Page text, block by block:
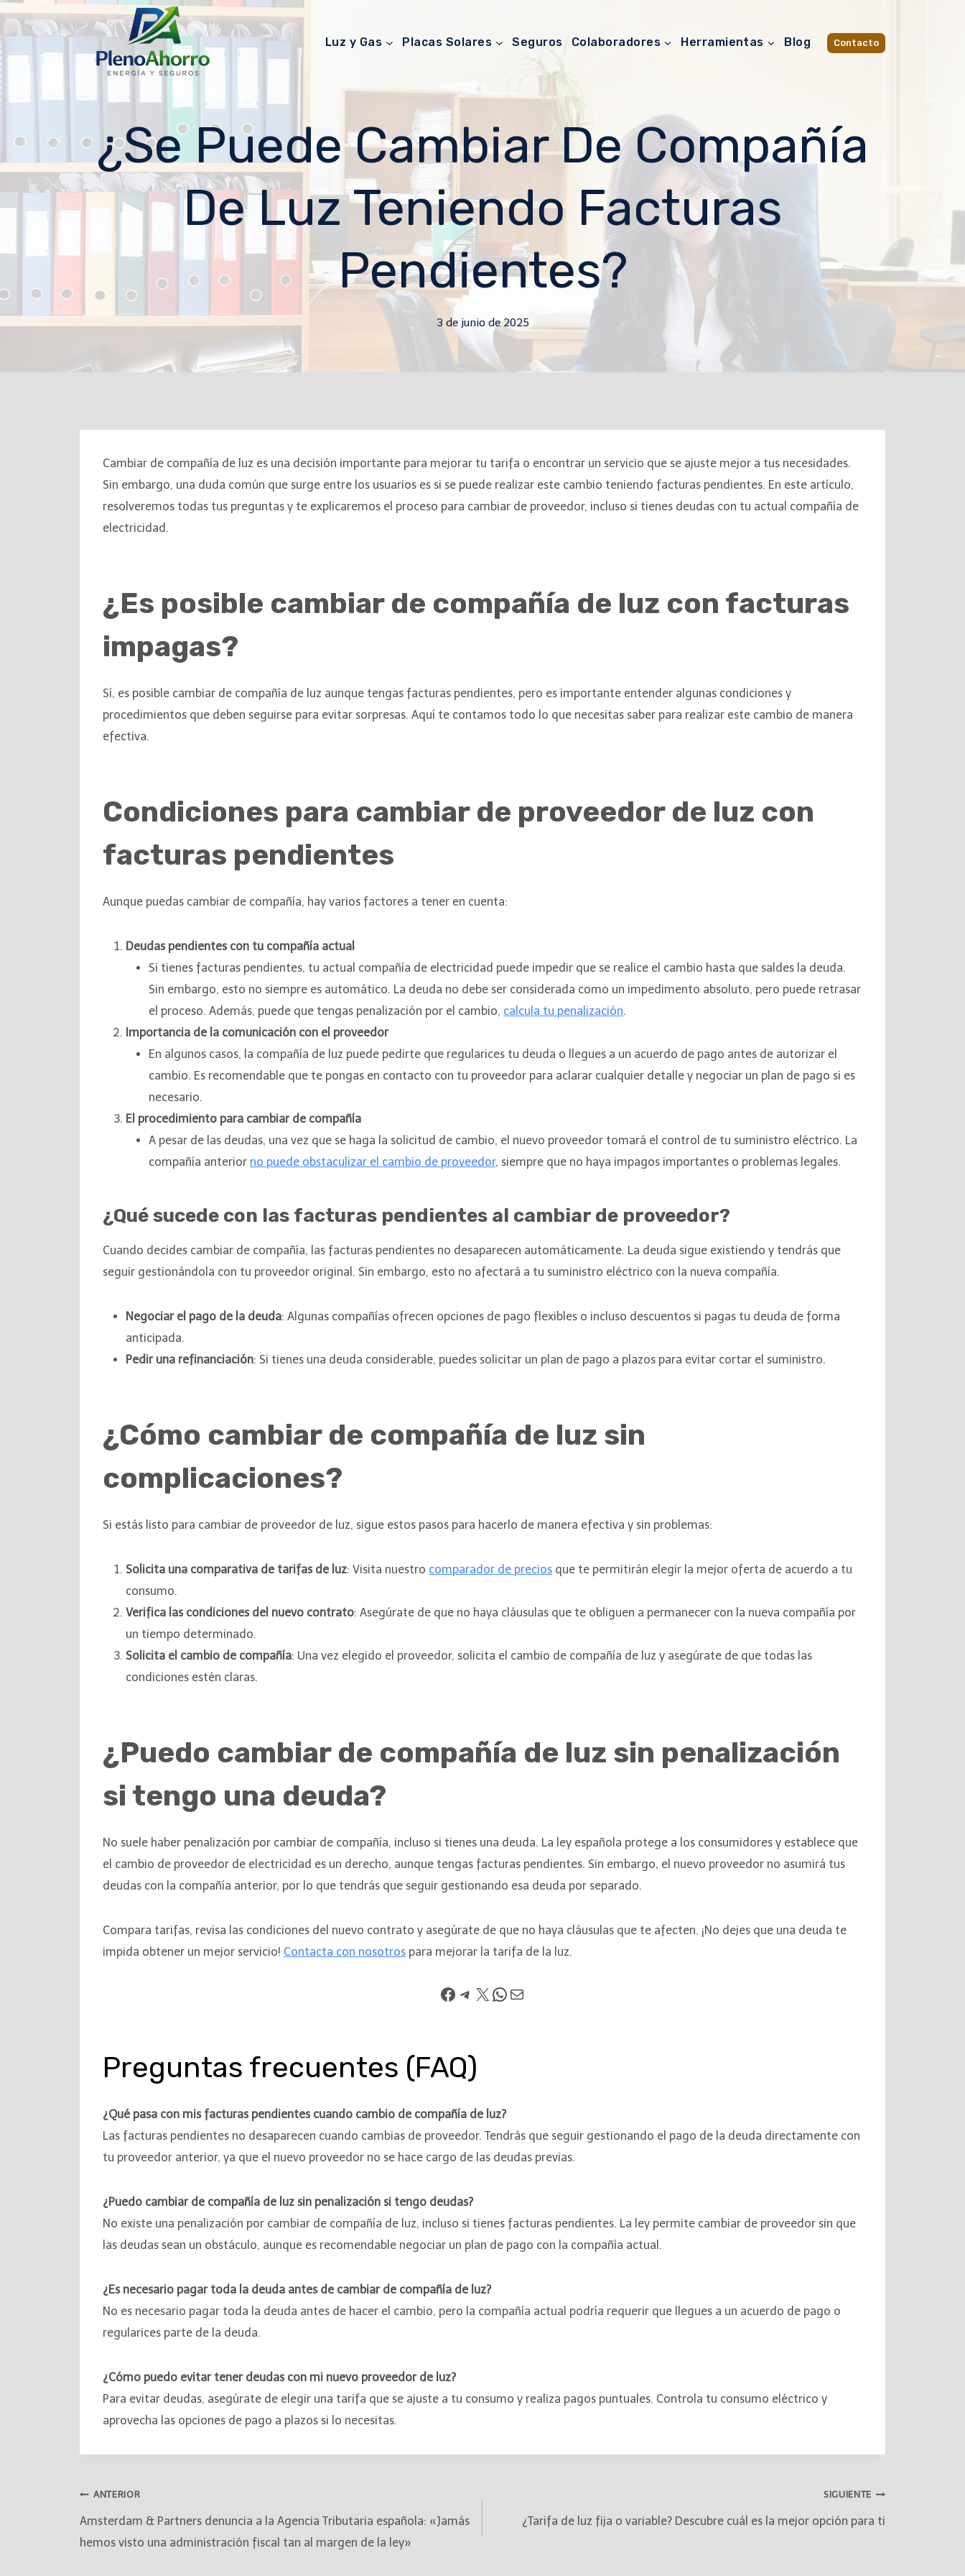
contenido
Luz y Gas Placas Solares Seguros Colaboradores Herramientas Blog Contacto
¿Se Puede Cambiar De Compañía
De Luz Teniendo Facturas
Pendientes?
3 de junio de 2025
Cambiar de compañía de luz es una decisión importante para mejorar tu tarifa o encontrar un servicio que se ajuste mejor a tus necesidades.
Sin embargo, una duda común que surge entre los usuarios es si se puede realizar este cambio teniendo facturas pendientes. En este artículo,
resolveremos todas tus preguntas y te explicaremos el proceso para cambiar de proveedor, incluso si tienes deudas con tu actual compañía de
electricidad.
¿Es posible cambiar de compañía de luz con facturas
impagas?
Sí, es posible cambiar de compañía de luz aunque tengas facturas pendientes, pero es importante entender algunas condiciones y
procedimientos que deben seguirse para evitar sorpresas. Aquí te contamos todo lo que necesitas saber para realizar este cambio de manera
efectiva.
Condiciones para cambiar de proveedor de luz con
facturas pendientes
Aunque puedas cambiar de compañía, hay varios factores a tener en cuenta:
Deudas pendientes con tu compañía actual
Si tienes facturas pendientes, tu actual compañía de electricidad puede impedir que se realice el cambio hasta que saldes la deuda.
Sin embargo, esto no siempre es automático. La deuda no debe ser considerada como un impedimento absoluto, pero puede retrasar
el proceso. Además, puede que tengas penalización por el cambio, calcula tu penalización.
Importancia de la comunicación con el proveedor
En algunos casos, la compañía de luz puede pedirte que regularices tu deuda o llegues a un acuerdo de pago antes de autorizar el
cambio. Es recomendable que te pongas en contacto con tu proveedor para aclarar cualquier detalle y negociar un plan de pago si es
necesario.
El procedimiento para cambiar de compañía
A pesar de las deudas, una vez que se haga la solicitud de cambio, el nuevo proveedor tomará el control de tu suministro eléctrico. La
compañía anterior no puede obstaculizar el cambio de proveedor, siempre que no haya impagos importantes o problemas legales.
¿Qué sucede con las facturas pendientes al cambiar de proveedor?
Cuando decides cambiar de compañía, las facturas pendientes no desaparecen automáticamente. La deuda sigue existiendo y tendrás que
seguir gestionándola con tu proveedor original. Sin embargo, esto no afectará a tu suministro eléctrico con la nueva compañía.
Negociar el pago de la deuda: Algunas compañías ofrecen opciones de pago flexibles o incluso descuentos si pagas tu deuda de forma
anticipada.
Pedir una refinanciación: Si tienes una deuda considerable, puedes solicitar un plan de pago a plazos para evitar cortar el suministro.
¿Cómo cambiar de compañía de luz sin
complicaciones?
Si estás listo para cambiar de proveedor de luz, sigue estos pasos para hacerlo de manera efectiva y sin problemas:
Solicita una comparativa de tarifas de luz: Visita nuestro comparador de precios que te permitirán elegir la mejor oferta de acuerdo a tu
consumo.
Verifica las condiciones del nuevo contrato: Asegúrate de que no haya cláusulas que te obliguen a permanecer con la nueva compañía por
un tiempo determinado.
Solicita el cambio de compañía: Una vez elegido el proveedor, solicita el cambio de compañía de luz y asegúrate de que todas las
condiciones estén claras.
¿Puedo cambiar de compañía de luz sin penalización
si tengo una deuda?
No suele haber penalización por cambiar de compañía, incluso si tienes una deuda. La ley española protege a los consumidores y establece que
el cambio de proveedor de electricidad es un derecho, aunque tengas facturas pendientes. Sin embargo, el nuevo proveedor no asumirá tus
deudas con la compañía anterior, por lo que tendrás que seguir gestionando esa deuda por separado.
Compara tarifas, revisa las condiciones del nuevo contrato y asegúrate de que no haya cláusulas que te afecten. ¡No dejes que una deuda te
impida obtener un mejor servicio! Contacta con nosotros para mejorar la tarifa de la luz.
Preguntas frecuentes (FAQ)
¿Qué pasa con mis facturas pendientes cuando cambio de compañía de luz?
Las facturas pendientes no desaparecen cuando cambias de proveedor. Tendrás que seguir gestionando el pago de la deuda directamente con
tu proveedor anterior, ya que el nuevo proveedor no se hace cargo de las deudas previas.
¿Puedo cambiar de compañía de luz sin penalización si tengo deudas?
No existe una penalización por cambiar de compañía de luz, incluso si tienes facturas pendientes. La ley permite cambiar de proveedor sin que
las deudas sean un obstáculo, aunque es recomendable negociar un plan de pago con la compañía actual.
¿Es necesario pagar toda la deuda antes de cambiar de compañía de luz?
No es necesario pagar toda la deuda antes de hacer el cambio, pero la compañía actual podría requerir que llegues a un acuerdo de pago o
regularices parte de la deuda.
¿Cómo puedo evitar tener deudas con mi nuevo proveedor de luz?
Para evitar deudas, asegúrate de elegir una tarifa que se ajuste a tu consumo y realiza pagos puntuales. Controla tu consumo eléctrico y
aprovecha las opciones de pago a plazos si lo necesitas.
ANTERIOR
Amsterdam & Partners denuncia a la Agencia Tributaria española: «Jamás
hemos visto una administración fiscal tan al margen de la ley»
SIGUIENTE
¿Tarifa de luz fija o variable? Descubre cuál es la mejor opción para ti